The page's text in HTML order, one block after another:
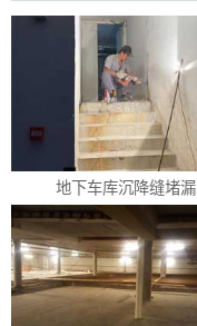
地下车库沉降缝堵漏